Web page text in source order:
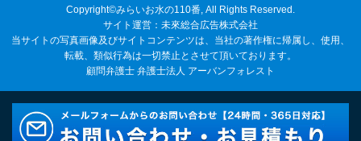
Copyright©みらいお水の110番, All Rights Reserved.
サイト運営：未來総合広告株式会社
当サイトの写真画像及びサイトコンテンツは、当社の著作権に帰属し、使用、
転載、類似行為は一切禁止とさせて頂いております。
顧問弁護士 弁護士法人 アーバンフォレスト